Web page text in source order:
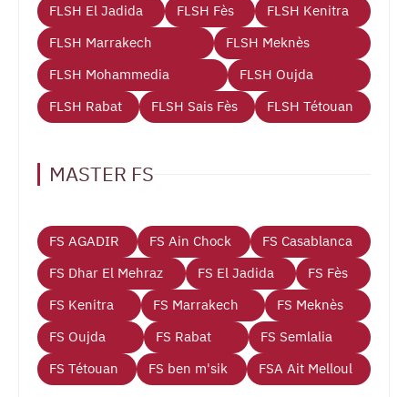
FLSH El Jadida
FLSH Fès
FLSH Kenitra
FLSH Marrakech
FLSH Meknès
FLSH Mohammedia
FLSH Oujda
FLSH Rabat
FLSH Sais Fès FLSH Tétouan
MASTER FS
FS AGADIR FS Ain Chock
FS Casablanca
FS Dhar El Mehraz
FS El Jadida
FS Fès
FS Kenitra
FS Marrakech
FS Meknès
FS Oujda
FS Rabat
FS Semlalia
FS Tétouan
FS ben m'sik FSA Ait Melloul